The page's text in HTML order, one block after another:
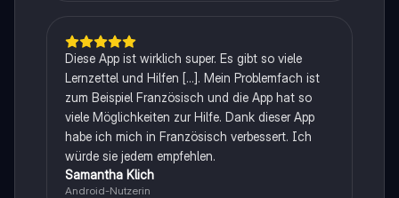
Diese App ist wirklich super. Es gibt so viele
Lernzettel und Hilfen [...]. Mein Problemfach ist
zum Beispiel Französisch und die App hat so
viele Möglichkeiten zur Hilfe. Dank dieser App
habe ich mich in Französisch verbessert. Ich
würde sie jedem empfehlen.
Samantha Klich
Android-Nutzerin